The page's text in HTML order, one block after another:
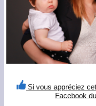
Si vous appréciez
Facebook